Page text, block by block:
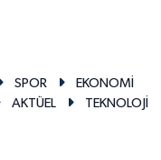
SPOR
EKONOMİ
AKTÜEL TEKNOLOJİ